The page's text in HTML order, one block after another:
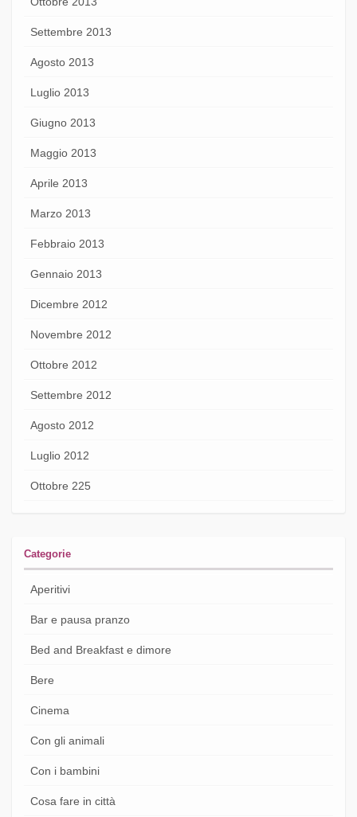
Settembre 2013
Agosto 2013
Luglio 2013
Giugno 2013
Maggio 2013
Aprile 2013
Marzo 2013
Febbraio 2013
Gennaio 2013
Dicembre 2012
Novembre 2012
Ottobre 2012
Settembre 2012
Agosto 2012
Luglio 2012
Ottobre 225
Categorie
Aperitivi
Bar e pausa pranzo
Bed and Breakfast e dimore
Bere
Cinema
Con gli animali
Con i bambini
Cosa fare in città